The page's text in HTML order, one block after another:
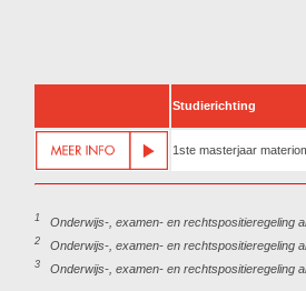
Studierichting
1ste masterjaar
1 Onderwijs-, examen- en rechtspositieregeling
2 Onderwijs-, examen- en rechtspositieregeling
3 Onderwijs-, examen- en rechtspositieregeling